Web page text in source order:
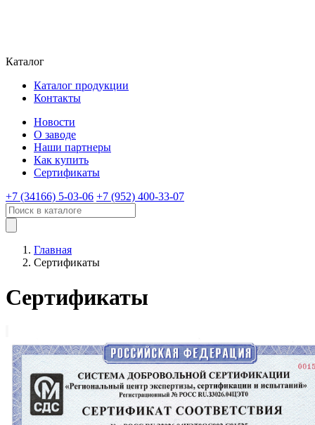
Каталог
Каталог продукции
Контакты
Новости
О заводе
Наши партнеры
Как купить
Сертификаты
+7 (34166) 5-03-06 +7 (952) 400-33-07
Главная
Сертификаты
Сертификаты